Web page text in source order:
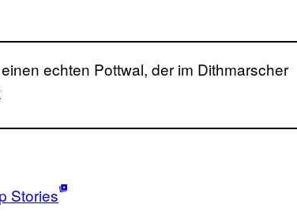
echten Pottwal, der im Dithmarscher
Stories